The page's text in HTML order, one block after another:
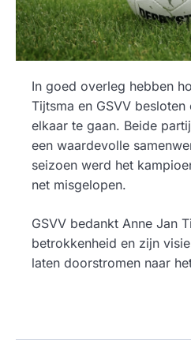
In goed overleg hebben
Tijtsma en GSVV
elkaar te gaan. Beide
een waardevolle
seizoen werd het
net misgelopen.
GSVV bedankt Anne Jan
betrokkenheid en zijn
laten doorstromen naar